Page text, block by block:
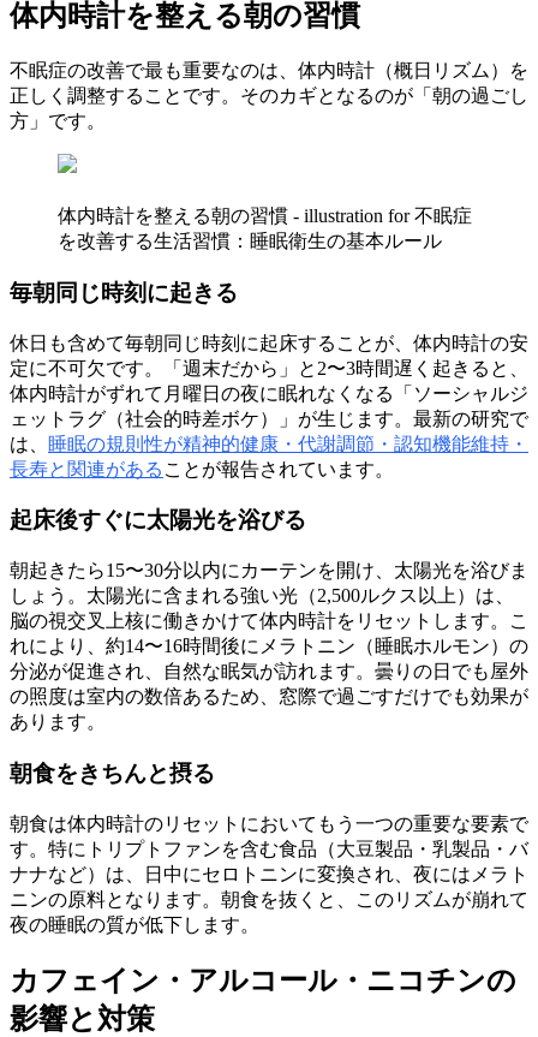
体内時計を整える朝の習慣
不眠症の改善で最も重要なのは、体内時計（概日リズム）を
正しく調整することです。そのカギとなるのが「朝の過ごし
方」です。
体内時計を整える朝の習慣 - illustration for 不眠症
を改善する生活習慣：睡眠衛生の基本ルール
毎朝同じ時刻に起きる
休日も含めて毎朝同じ時刻に起床することが、体内時計の安
定に不可欠です。「週末だから」と2〜3時間遅く起きると、
体内時計がずれて月曜日の夜に眠れなくなる「ソーシャルジ
ェットラグ（社会的時差ボケ）」が生じます。最新の研究で
は、
睡眠の規則性が精神的健康・代謝調節・認知機能維持・
長寿と関連がある ことが報告されています。
起床後すぐに太陽光を浴びる
朝起きたら15〜30分以内にカーテンを開け、太陽光を浴びま
しょう。太陽光に含まれる強い光（2,500ルクス以上）は、
脳の視交叉上核に働きかけて体内時計をリセットします。こ
れにより、約14〜16時間後にメラトニン（睡眠ホルモン）の
分泌が促進され、自然な眠気が訪れます。曇りの日でも屋外
の照度は室内の数倍あるため、窓際で過ごすだけでも効果が
あります。
朝食をきちんと摂る
朝食は体内時計のリセットにおいてもう一つの重要な要素で
す。特にトリプトファンを含む食品（大豆製品・乳製品・バ
ナナなど）は、日中にセロトニンに変換され、夜にはメラト
ニンの原料となります。朝食を抜くと、このリズムが崩れて
夜の睡眠の質が低下します。
カフェイン・アルコール・ニコチンの
影響と対策